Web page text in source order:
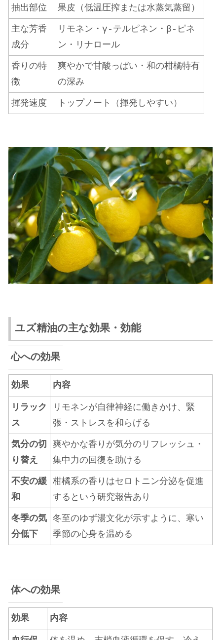
抽出部位 果皮（低温圧搾または水蒸気蒸留）
主な芳香
成分
リモネン・γ-テルピネン・β-ピネ
ン・リナロール
香りの特
徴
爽やかで甘酸っぱい・和の柑橘特有
の深み
揮発速度 トップノート（揮発しやすい）
ユズ精油の主な効果・効能
心への効果
効果 内容
リラック
ス
リモネンが自律神経に働きかけ、緊
張・ストレスを和らげる
気分の切
り替え
爽やかな香りが気分のリフレッシュ・
集中力の回復を助ける
不安の緩
和
柑橘系の香りはセロトニン分泌を促進
するという研究報告あり
冬季の気
分低下
冬至のゆず湯文化が示すように、寒い
季節の心身を温める
体への効果
効果 内容